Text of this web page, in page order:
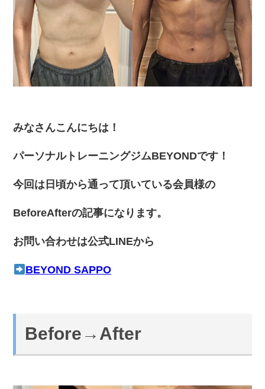
みなさんこんにちは！
パーソナルトレーニングジムBEYONDです！
今回は日頃から通って頂いている会員様の
BeforeAfterの記事になります。
お問い合わせは公式LINEから
BEYOND SAPPO
Before→After